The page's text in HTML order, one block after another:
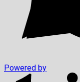
Powered by